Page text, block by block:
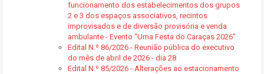
funcionamento dos estabelecimentos dos grupos
2 e 3 dos espaços associativos, recintos
improvisados e de diversão provisória e venda
ambulante - Evento “Uma Festa do Caraças 2026”
Edital N.º 86/2026 - Reunião pública do executivo
do mês de abril de 2026 - dia 28
Edital N.º 85/2026 - Alterações ao estacionamento